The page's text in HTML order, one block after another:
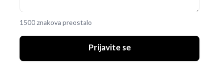
1500 znakova preostalo
Prijavite se